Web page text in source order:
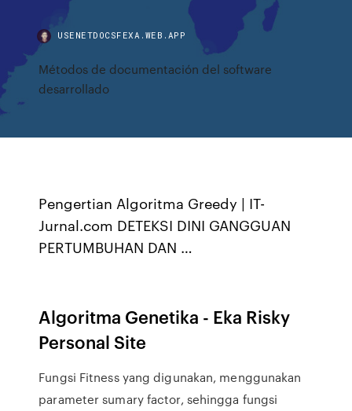
USENETDOCSFEXA.WEB.APP
Métodos de documentación del software
desarrollado
Pengertian Algoritma Greedy | IT-
Jurnal.com DETEKSI DINI GANGGUAN
PERTUMBUHAN DAN …
Algoritma Genetika - Eka Risky
Personal Site
Fungsi Fitness yang digunakan, menggunakan
parameter sumary factor, sehingga fungsi